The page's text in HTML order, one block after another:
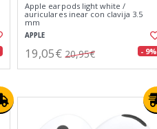
Apple earpods light white /
auriculares inear con clavija 3.5
mm
APPLE
19,05€ 20,95€ - 9%